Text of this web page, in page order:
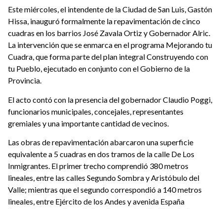
Este miércoles, el intendente de la Ciudad de San Luis, Gastón
Hissa, inauguró formalmente la repavimentación de cinco
cuadras en los barrios José Zavala Ortiz y Gobernador Alric.
La intervención que se enmarca en el programa Mejorando tu
Cuadra, que forma parte del plan integral Construyendo con
tu Pueblo, ejecutado en conjunto con el Gobierno de la
Provincia.
El acto contó con la presencia del gobernador Claudio Poggi,
funcionarios municipales, concejales, representantes
gremiales y una importante cantidad de vecinos.
Las obras de repavimentación abarcaron una superficie
equivalente a 5 cuadras en dos tramos de la calle De Los
Inmigrantes. El primer trecho comprendió 380 metros
lineales, entre las calles Segundo Sombra y Aristóbulo del
Valle; mientras que el segundo correspondió a 140 metros
lineales, entre Ejército de los Andes y avenida España